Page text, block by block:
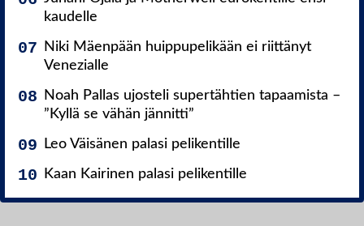
kaudelle
Niki Mäenpään huippupelikään ei riittänyt
Venezialle
Noah Pallas ujosteli supertähtien tapaamista –
”Kyllä se vähän jännitti”
Leo Väisänen palasi pelikentille
Kaan Kairinen palasi pelikentille